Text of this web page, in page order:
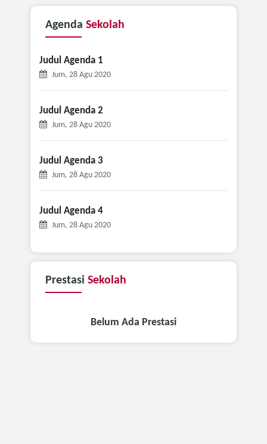
Agenda Sekolah
Judul Agenda 1
Jum, 28 Agu 2020
Judul Agenda 2
Jum, 28 Agu 2020
Judul Agenda 3
Jum, 28 Agu 2020
Judul Agenda 4
Jum, 28 Agu 2020
Prestasi Sekolah
Belum Ada Prestasi